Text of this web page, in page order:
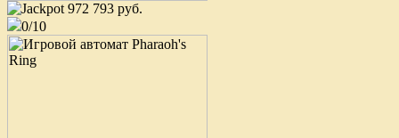
972 793 руб.
0/10
osobist
King of Cards